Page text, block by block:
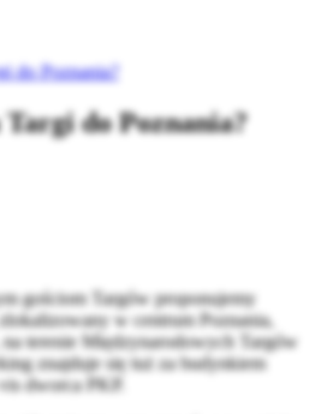
do Poznania?
do Poznania?
gościom Targów proponujemy
w centrum Poznania,
terenie Międzynarodowych Targów
znajduje się tuż za budynkiem
dworca PKP.